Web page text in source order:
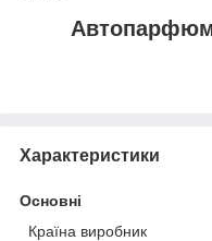
Характеристики
Основні
Країна виробник